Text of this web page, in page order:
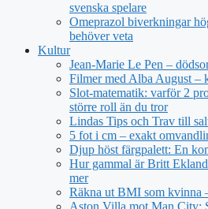
svenska spelare
Omeprazol biverkningar
behöver veta
Kultur
Jean‑Marie Le Pen –
Filmer med Alba August –
Slot-matematik: varför 2
större roll än du tror
Lindas Tips och Trav till
5 fot i cm – exakt
Djup höst färgpalett: En
Hur gammal är Britt
mer
Räkna ut BMI som kvinna
Aston Villa mot Man City: